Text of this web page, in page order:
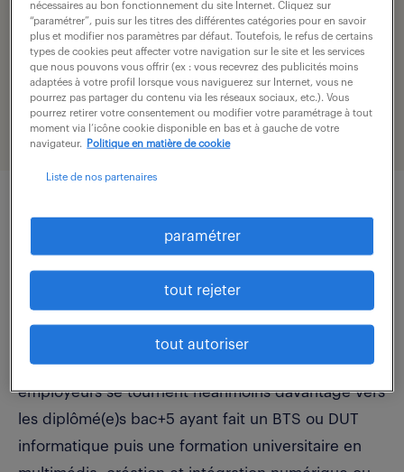
respectant la charte graphique et en répondant
aux attentes et besoins du client.
comment devenir intégrateur ?
L’intégrateur (f/h) est avant tout un technicien
informatique. Vous devrez donc avoir un niveau
d’études minimum bac+2 dans cette discipline. Les
employeurs se tournent néanmoins davantage vers
les diplômé(e)s bac+5 ayant fait un BTS ou DUT
informatique puis une formation universitaire en
nécessaires au bon fonctionnement du site Internet. Cliquez sur
“paramétrer”, puis sur les titres des différentes catégories pour en savoir
plus et modifier nos paramètres par défaut. Toutefois, le refus de certains
types de cookies peut affecter votre navigation sur le site et les services
que nous pouvons vous offrir (ex : vous recevrez des publicités moins
adaptées à votre profil lorsque vous naviguerez sur Internet, vous ne
pourrez pas partager du contenu via les réseaux sociaux, etc.). Vous
pourrez retirer votre consentement ou modifier votre paramétrage à tout
moment via l’icône cookie disponible en bas et à gauche de votre
navigateur.
Politique en matière de cookie
Liste de nos partenaires
paramétrer
tout rejeter
tout autoriser